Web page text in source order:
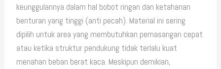
keunggulannya dalam hal bobot ringan dan ketahanan
benturan yang tinggi (anti pecah). Material ini sering
dipilih untuk area yang membutuhkan pemasangan cepat
atau ketika struktur pendukung tidak terlalu kuat
menahan beban berat kaca. Meskipun demikian,